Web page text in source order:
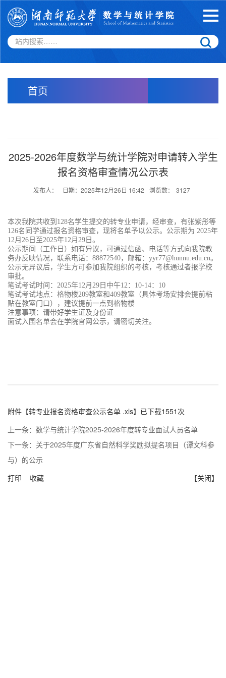
首页
2025-2026年度数学与统计学院对申请转入学生
报名资格审查情况公示表
发布人： 日期：2025年12月26日 16:42 浏览数： 3127
本次我院共收到128名学生提交的转专业申请，经审查，有张紫彤等
126名同学通过报名资格审查，现将名单予以公示。公示期为 2025年
12月26日至2025年12月29日。
公示期间（工作日）如有异议，可通过信函、电话等方式向我院教
务办反映情况，联系电话：88872540，邮箱：yyr77@hunnu.edu.cn。
公示无异议后，学生方可参加我院组织的考核，考核通过者报学校
审批。
笔试考试时间：2025年12月29日中午12：10-14：10
笔试考试地点：格物楼209教室和409教室（具体考场安排会提前粘
贴在教室门口），建议提前一点到格物楼
注意事项：请带好学生证及身份证
面试入围名单会在学院官网公示，请密切关注。
附件【转专业报名资格审查公示名单 .xls】已下载1551 次
上一条： 数学与统计学院2025-2026年度转专业面试人员名单
下一条： 关于2025年度广东省自然科学奖励拟提名项目（谭文科参
与）的公示
【关闭】
打印 收藏